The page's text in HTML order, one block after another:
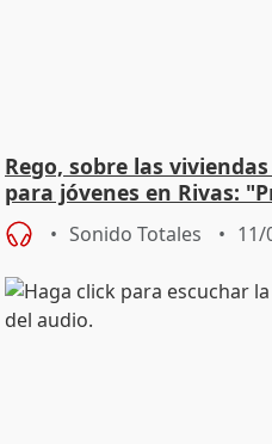
Rego, sobre las
para jóvenes en Rivas:
derechos"
Sonido Totales 11/